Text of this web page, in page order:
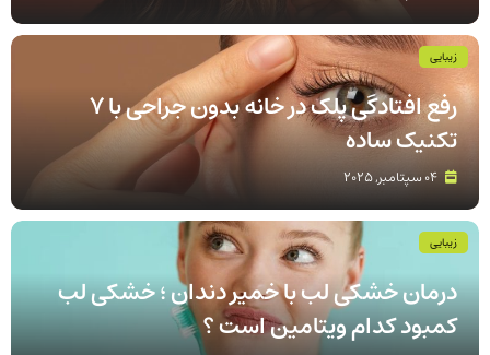
رفع افتادگی پلک در خانه بدون جراحی با 7
تکنیک ساده
زیبایی
درمان خشکی لب با خمیر دندان ؛ خشکی لب
کمبود کدام ویتامین است ؟
زیبایی